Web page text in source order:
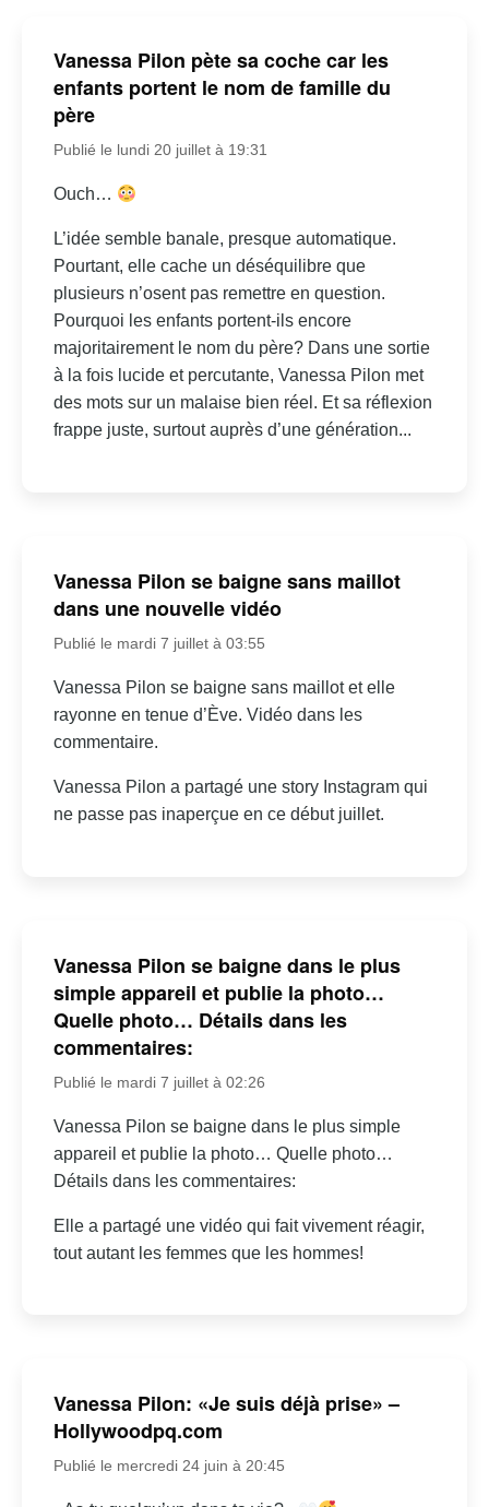
Vanessa Pilon pète sa coche car les
enfants portent le nom de famille du
père
Publié le lundi 20 juillet à 19:31
Ouch…
L’idée semble banale, presque automatique.
Pourtant, elle cache un déséquilibre que
plusieurs n’osent pas remettre en question.
Pourquoi les enfants portent-ils encore
majoritairement le nom du père? Dans une sortie
à la fois lucide et percutante, Vanessa Pilon met
des mots sur un malaise bien réel. Et sa réflexion
frappe juste, surtout auprès d’une génération...
Vanessa Pilon se baigne sans maillot
dans une nouvelle vidéo
Publié le mardi 7 juillet à 03:55
Vanessa Pilon se baigne sans maillot et elle
rayonne en tenue d’Ève. Vidéo dans les
commentaire.
Vanessa Pilon a partagé une story Instagram qui
ne passe pas inaperçue en ce début juillet.
Vanessa Pilon se baigne dans le plus
simple appareil et publie la photo…
Quelle photo… Détails dans les
commentaires:
Publié le mardi 7 juillet à 02:26
Vanessa Pilon se baigne dans le plus simple
appareil et publie la photo… Quelle photo…
Détails dans les commentaires:
Elle a partagé une vidéo qui fait vivement réagir,
tout autant les femmes que les hommes!
Vanessa Pilon: «Je suis déjà prise» –
Hollywoodpq.com
Publié le mercredi 24 juin à 20:45